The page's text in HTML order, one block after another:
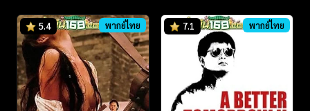
5.4 พากย์ไทย 7.1 พากย์ไทย